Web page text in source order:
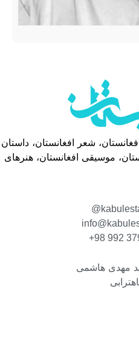
شعر افغانستان، داستان
موسیقی افغانستان، هنرهای
مهدی هاشمی